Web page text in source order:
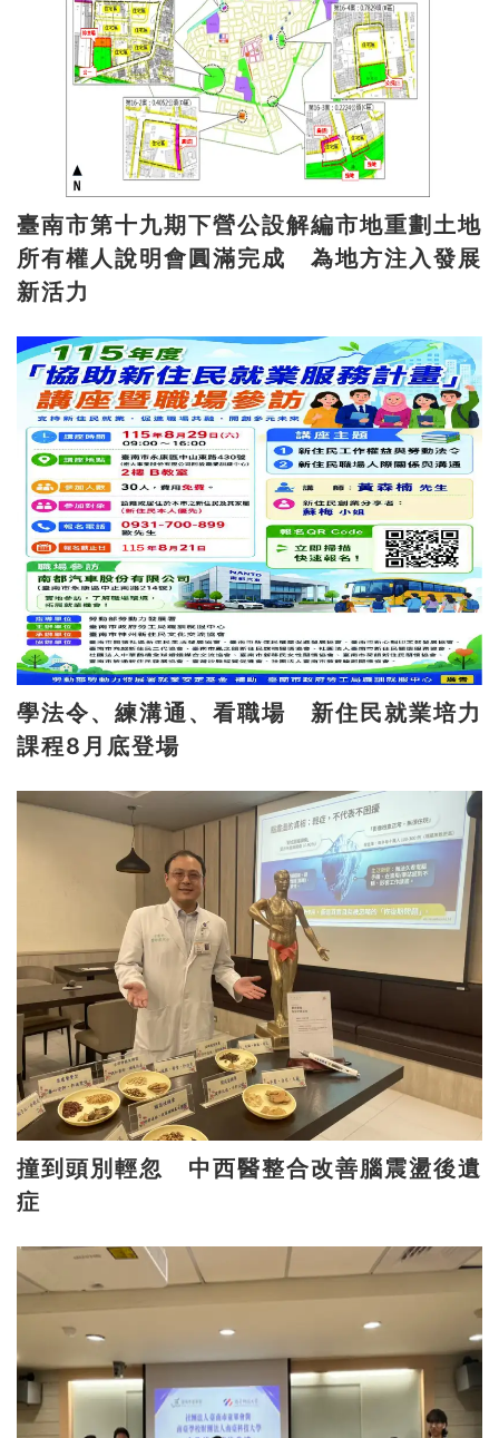
臺南市第十九期下營公設解編市地重劃土地
所有權人說明會圓滿完成 為地方注入發展
新活力
學法令、練溝通、看職場 新住民就業培力
課程8月底登場
撞到頭別輕忽 中西醫整合改善腦震盪後遺
症